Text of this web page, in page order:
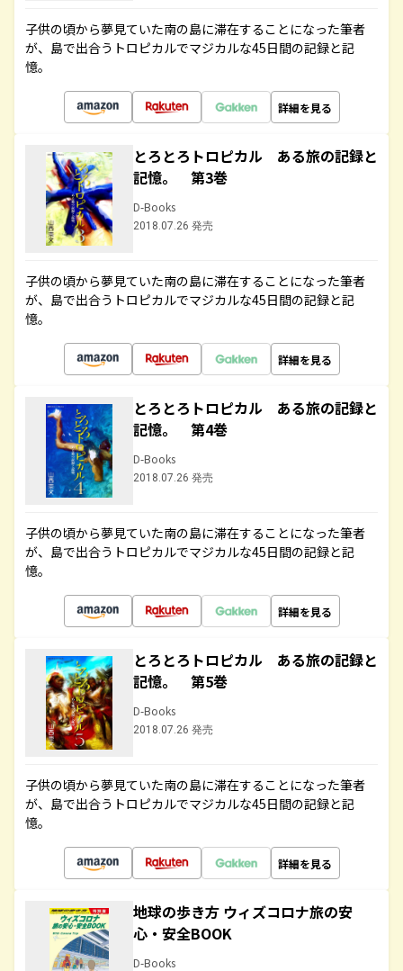
子供の頃から夢見ていた南の島に滞在することになった筆者
が、島で出合うトロピカルでマジカルな45日間の記録と記
憶。
詳細を見る
とろとろトロピカル ある旅の記録と
記憶。 第3巻
D-Books
2018.07.26 発売
子供の頃から夢見ていた南の島に滞在することになった筆者
が、島で出合うトロピカルでマジカルな45日間の記録と記
憶。
詳細を見る
とろとろトロピカル ある旅の記録と
記憶。 第4巻
D-Books
2018.07.26 発売
子供の頃から夢見ていた南の島に滞在することになった筆者
が、島で出合うトロピカルでマジカルな45日間の記録と記
憶。
詳細を見る
とろとろトロピカル ある旅の記録と
記憶。 第5巻
D-Books
2018.07.26 発売
子供の頃から夢見ていた南の島に滞在することになった筆者
が、島で出合うトロピカルでマジカルな45日間の記録と記
憶。
詳細を見る
地球の歩き方 ウィズコロナ旅の安
心・安全BOOK
D-Books